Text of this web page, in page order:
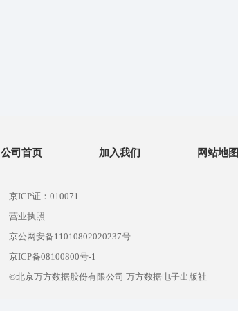
公司首页 加入我们 网站地图
京ICP证：010071
营业执照
京公网安备11010802020237号
京ICP备08100800号-1
©北京万方数据股份有限公司 万方数据电子出版社